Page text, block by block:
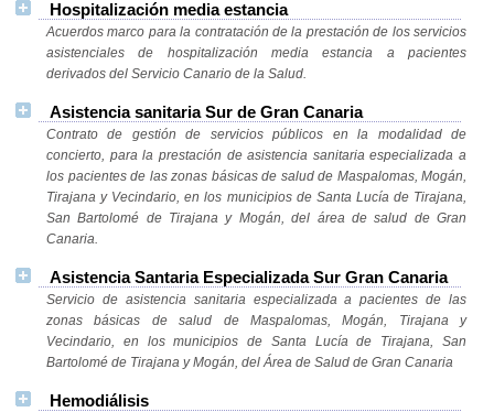
Hospitalización media estancia
Acuerdos marco para la contratación de la prestación de los servicios
asistenciales de hospitalización media estancia a pacientes
derivados del Servicio Canario de la Salud.
Asistencia sanitaria Sur de Gran Canaria
Contrato de gestión de servicios públicos en la modalidad de
concierto, para la prestación de asistencia sanitaria especializada a
los pacientes de las zonas básicas de salud de Maspalomas, Mogán,
Tirajana y Vecindario, en los municipios de Santa Lucía de Tirajana,
San Bartolomé de Tirajana y Mogán, del área de salud de Gran
Canaria.
Asistencia Santaria Especializada Sur Gran Canaria
Servicio de asistencia sanitaria especializada a pacientes de las
zonas básicas de salud de Maspalomas, Mogán, Tirajana y
Vecindario, en los municipios de Santa Lucía de Tirajana, San
Bartolomé de Tirajana y Mogán, del Área de Salud de Gran Canaria
Hemodiálisis